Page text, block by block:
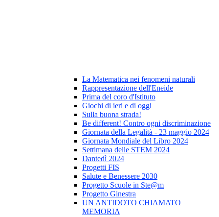
La Matematica nei fenomeni naturali
Rappresentazione dell'Eneide
Prima del coro d'Istituto
Giochi di ieri e di oggi
Sulla buona strada!
Be different! Contro ogni discriminazione
Giornata della Legalità - 23 maggio 2024
Giornata Mondiale del Libro 2024
Settimana delle STEM 2024
Dantedì 2024
Progetti FIS
Salute e Benessere 2030
Progetto Scuole in Ste@m
Progetto Ginestra
UN ANTIDOTO CHIAMATO
MEMORIA